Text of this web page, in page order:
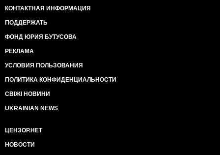
КОНТАКТНАЯ ИНФОРМАЦИЯ
ПОДДЕРЖАТЬ
ФОНД ЮРИЯ БУТУСОВА
РЕКЛАМА
УСЛОВИЯ ПОЛЬЗОВАНИЯ
ПОЛИТИКА КОНФИДЕНЦИАЛЬНОСТИ
СВІЖІ НОВИНИ
UKRAINIAN NEWS
ЦЕНЗОР.НЕТ
НОВОСТИ